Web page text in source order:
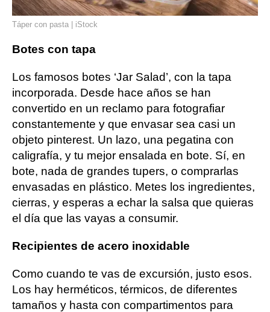
Táper con pasta | iStock
Botes con tapa
Los famosos botes ‘Jar Salad’, con la tapa
incorporada. Desde hace años se han
convertido en un reclamo para fotografiar
constantemente y que envasar sea casi un
objeto pinterest. Un lazo, una pegatina con
caligrafía, y tu mejor ensalada en bote. Sí, en
bote, nada de grandes tupers, o comprarlas
envasadas en plástico. Metes los ingredientes,
cierras, y esperas a echar la salsa que quieras
el día que las vayas a consumir.
Recipientes de acero inoxidable
Como cuando te vas de excursión, justo esos.
Los hay herméticos, térmicos, de diferentes
tamaños y hasta con compartimentos para